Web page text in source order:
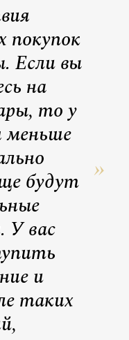
покупок
Если вы
на
то у
меньше
будут
У вас
и
таких